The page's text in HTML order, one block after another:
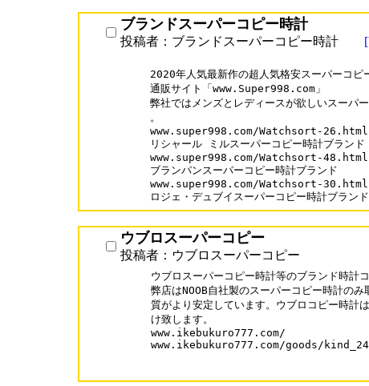
ブランドスーパーコピー時計
投稿者：ブランドスーパーコピー時計
2020年人気最新作の超人気格安スーパーコ
通販サイト「www.Super998.com」
弊社ではメンズとレディースが欲しいスーパ
。
www.super998.com/Watchsort-26.html
リシャール ミルスーパーコピー時計ブランド
www.super998.com/Watchsort-48.html
ブランパンスーパーコピー時計ブランド
www.super998.com/Watchsort-30.html
ロジェ・デュブイスーパーコピー時計ブランド
ウブロスーパーコピー
投稿者：ウブロスーパーコピー
ウブロスーパーコピー時計等のブランド時計
弊店はNOOB自社製のスーパーコピー時計の
質がより安定しています。ウブロコピー時計
け致します。
www.ikebukuro777.com/
www.ikebukuro777.com/goods/